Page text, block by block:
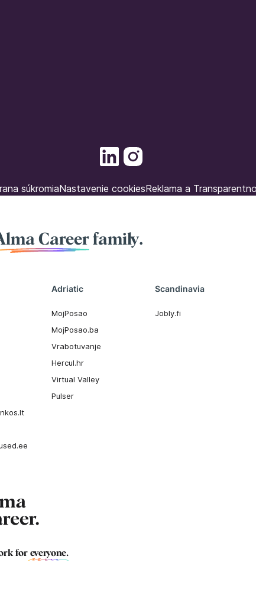
súkromiaNastavenie cookiesReklama a
Careerfamily.
Adriatic
MojPosao
MojPosao.ba
Vrabotuvanje
Hercul.hr
Virtual Valley
Pulser
Scandinavia
Jobly.fi
for everyone.